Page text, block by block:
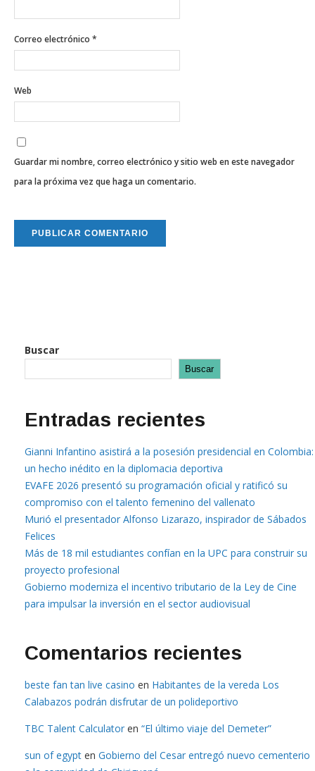
Correo electrónico *
Web
Guardar mi nombre, correo electrónico y sitio web en este navegador
para la próxima vez que haga un comentario.
Buscar
Buscar
Entradas recientes
Gianni Infantino asistirá a la posesión presidencial en Colombia:
un hecho inédito en la diplomacia deportiva
EVAFE 2026 presentó su programación oficial y ratificó su
compromiso con el talento femenino del vallenato
Murió el presentador Alfonso Lizarazo, inspirador de Sábados
Felices
Más de 18 mil estudiantes confían en la UPC para construir su
proyecto profesional
Gobierno moderniza el incentivo tributario de la Ley de Cine
para impulsar la inversión en el sector audiovisual
Comentarios recientes
beste fan tan live casino en Habitantes de la vereda Los
Calabazos podrán disfrutar de un polideportivo
TBC Talent Calculator en “El último viaje del Demeter”
sun of egypt en Gobierno del Cesar entregó nuevo cementerio